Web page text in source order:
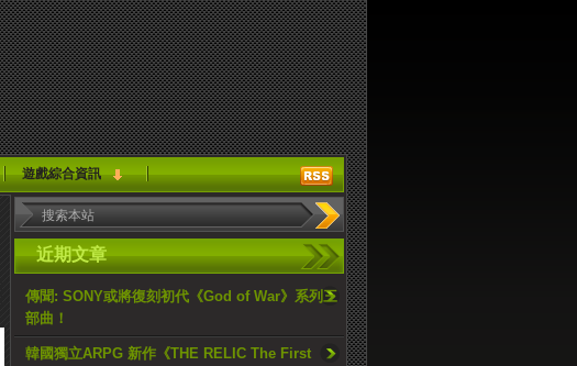
遊戲綜合資訊
近期文章
傳聞: SONY或將復刻初代《God of War》系列三
部曲！
韓國獨立ARPG 新作《THE RELIC The First